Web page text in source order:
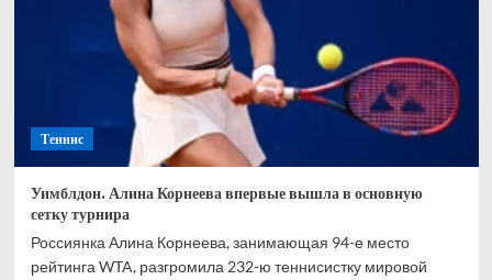
Теннис
Уимблдон. Алина Корнеева впервые вышла в основную
сетку турнира
Россиянка Алина Корнеева, занимающая 94-е место
рейтинга WTA, разгромила 232-ю теннисистку мировой